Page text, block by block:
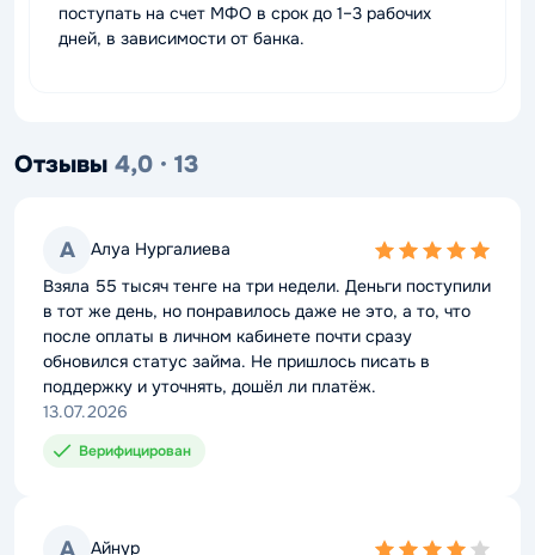
поступать на счет МФО в срок до 1–3 рабочих
дней, в зависимости от банка.
Отзывы 4,0 · 13
А Алуа Нургалиева
5,0
rating
Взяла 55 тысяч тенге на три недели. Деньги поступили
в тот же день, но понравилось даже не это, а то, что
после оплаты в личном кабинете почти сразу
обновился статус займа. Не пришлось писать в
поддержку и уточнять, дошёл ли платёж.
13.07.2026
Верифицирован
А Айнур